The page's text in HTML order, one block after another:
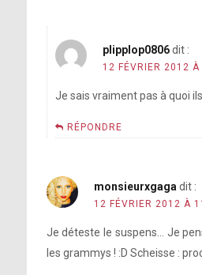
plipplop0806 dit :
12 FÉVRIER 2012
Je sais vraiment pas à quoi
RÉPONDRE
monsieurxgaga dit :
12 FÉVRIER 2012 À
Je déteste le suspens… Je
les grammys ! :D Scheisse :